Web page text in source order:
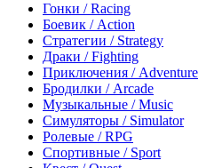
Гонки / Racing
Боевик / Action
Стратегии / Strategy
Драки / Fighting
Приключения / Adventure
Бродилки / Arcade
Музыкальные / Music
Симуляторы / Simulator
Ролевые / RPG
Спортивные / Sport